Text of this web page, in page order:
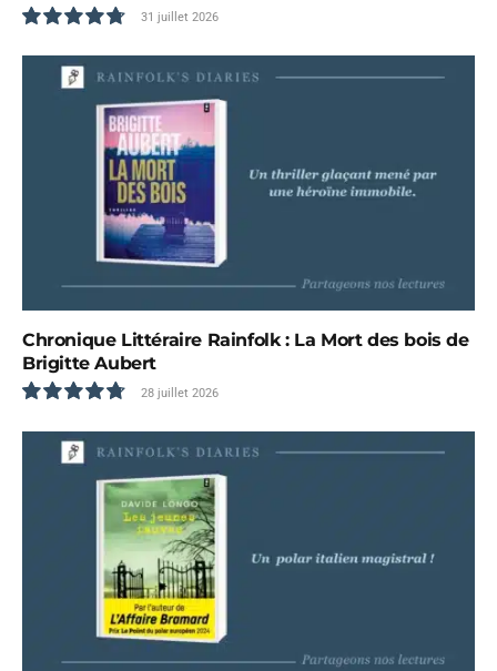
9.6
31 juillet 2026
Chronique Littéraire Rainfolk : La Mort des bois de
Brigitte Aubert
9.6
28 juillet 2026